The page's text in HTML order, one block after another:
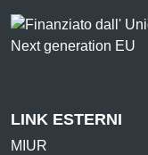
LINK ESTERNI
MIUR